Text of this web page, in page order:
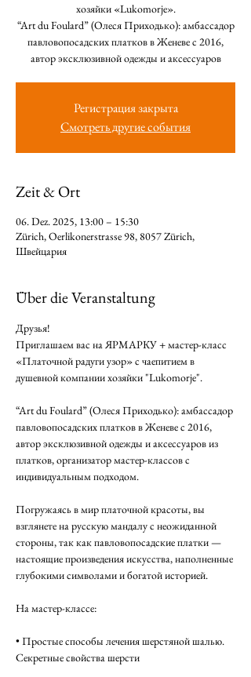
хозяйки «Lukomorje».
“Art du Foulard” (Олеся Приходько): амбассадор
павловопосадских платков в Женеве с 2016,
автор эксклюзивной одежды и аксессуаров
Регистрация закрыта
Смотреть другие события
Zeit & Ort
06. Dez. 2025, 13:00 – 15:30
Zürich, Oerlikonerstrasse 98, 8057 Zürich,
Швейцария
Über die Veranstaltung
Друзья!
Приглашаем вас на ЯРМАРКУ + мастер-класс
«Платочной радуги узор» с чаепитием в
душевной компании хозяйки "Lukomorje".
“Art du Foulard” (Олеся Приходько): амбассадор
павловопосадских платков в Женеве с 2016,
автор эксклюзивной одежды и аксессуаров из
платков, организатор мастер-классов с
Погружаясь в мир платочной красоты, вы
взглянете на русскую мандалу с неожиданной
стороны, так как павловопосадские платки —
настоящие произведения искусства, наполненные
глубокими символами и богатой историей.
На мастер-классе:
• Простые способы лечения шерстяной шалью.
Секретные свойства шерсти